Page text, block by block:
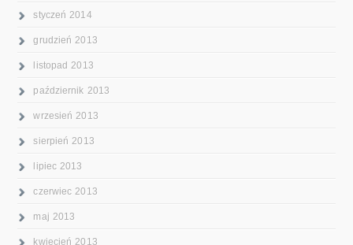
styczeń 2014
grudzień 2013
listopad 2013
październik 2013
wrzesień 2013
sierpień 2013
lipiec 2013
czerwiec 2013
maj 2013
kwiecień 2013